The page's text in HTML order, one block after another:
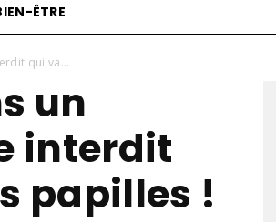
ÊTRE
qui va...
un
interdit
papilles !